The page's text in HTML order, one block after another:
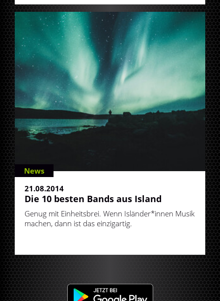
News
21.08.2014
Die 10 besten Bands aus Island
Genug mit Einheitsbrei. Wenn Isländer*innen Musik
machen, dann ist das einzigartig.